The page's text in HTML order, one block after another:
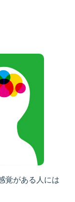
覚がある人には